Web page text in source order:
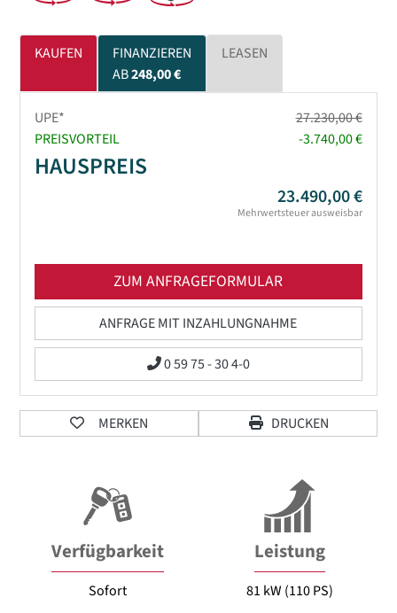
KAUFEN
FINANZIEREN
AB248,00 €
LEASEN
UPE*
27.230,00 €
PREISVORTEIL
-3.740,00 €
HAUSPREIS
23.490,00 €
Mehrwertsteuer ausweisbar
ZUM ANFRAGEFORMULAR
ANFRAGE MIT INZAHLUNGNAHME
0 59 75 - 30 4-0
MERKEN DRUCKEN
Verfügbarkeit
Sofort
Leistung
81 kW (110 PS)